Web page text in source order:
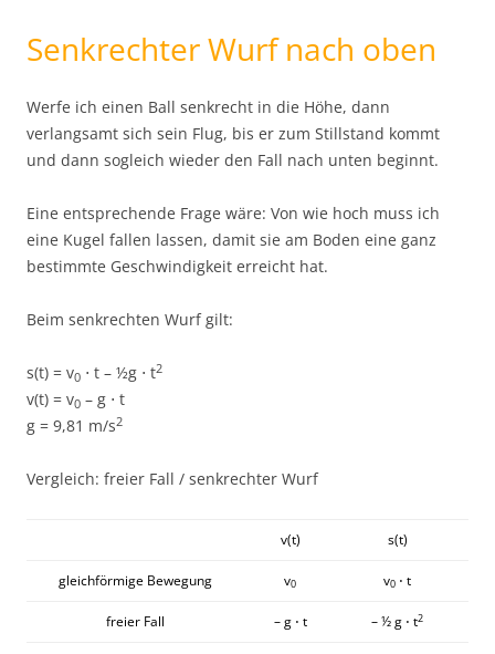
Senkrechter Wurf nach oben
Werfe ich einen Ball senkrecht in die Höhe, dann
verlangsamt sich sein Flug, bis er zum Stillstand kommt
und dann sogleich wieder den Fall nach unten beginnt.
Eine entsprechende Frage wäre: Von wie hoch muss ich
eine Kugel fallen lassen, damit sie am Boden eine ganz
bestimmte Geschwindigkeit erreicht hat.
Beim senkrechten Wurf gilt:
s(t) = v0 ⋅ t – ½g ⋅ t2
v(t) = v0 – g ⋅ t
g = 9,81 m/s2
Vergleich: freier Fall / senkrechter Wurf
v(t) s(t)
gleichförmige Bewegung v0 v0 ⋅ t
freier Fall – g ⋅ t – ½ g ⋅ t2